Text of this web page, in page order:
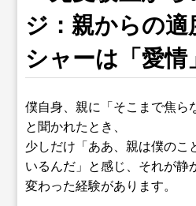
ジ：親からの
シャーは「愛情
僕自身、親に「そこまで焦ら
と聞かれたとき、
少しだけ「ああ、親は僕のこ
いるんだ」と感じ、それが静
変わった経験があります。